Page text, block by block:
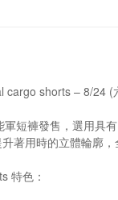
cargo shorts – 8/24 (
軍短褲發售，選用具
著用時的立體輪廓
特色：